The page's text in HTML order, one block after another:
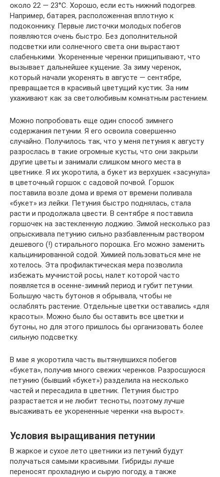
около 22 — 23°С. Хорошо, если есть нижний подогрев.
Например, батарея, расположенная вплотную к
подоконнику. Первые листочки молодых побегов
появляются очень быстро. Без дополнительной
подсветки или солнечного света они вырастают
слабенькими. Укорененные черенки прищипывают, что
вызывает дальнейшее кущение. За зиму черенок,
который начали укоренять в августе — сентябре,
превращается в красивый цветущий кустик. За ним
ухаживают как за светолюбивым комнатным растением.
Можно попробовать еще один способ зимнего
содержания петунии. Я его освоила совершенно
случайно. Получилось так, что у меня петуния к августу
разрослась в такие огромные кусты, что они закрыли
другие цветы и занимали слишком много места в
цветнике. Я их укоротила, а букет из верхушек «засунула»
в цветочный горшок с садовой почвой. Горшок
поставила возле дома и время от времени поливала
«букет» из лейки. Петуния быстро поднялась, стала
расти и продолжала цвести. В сентябре я поставила
горшочек на застекленную лоджию. Зимой несколько раз
опрыскивала петунию сильно разбавленным раствором
дешевого (!) стирального порошка. Его можно заменить
кальцинированной содой. Химией пользоваться мне не
хотелось. Эта профилактическая мера позволила
избежать мучнистой росы, налет которой часто
появляется в осенне-зимний период и губит петунии.
Большую часть бутонов я обрывала, чтобы не
ослаблять растение. Отдельные цветки оставались «для
красоты». Можно было бы оставить все цветки и
бутоны, но для этого пришлось бы организовать более
сильную подсветку.
В мае я укоротила часть вытянувшихся побегов
«букета», получив много свежих черенков. Разросшуюся
петунию (бывший «букет») разделила на несколько
частей и пересадила в цветник. Петуния быстро
разрастается и не любит тесноты, поэтому лучше
высаживать ее укорененные черенки «на вырост».
Условия выращивания петунии
В жаркое и сухое лето цветники из петуний будут
получаться самыми красивыми. Гибриды лучше
переносят прохладную и сырую погоду, а также